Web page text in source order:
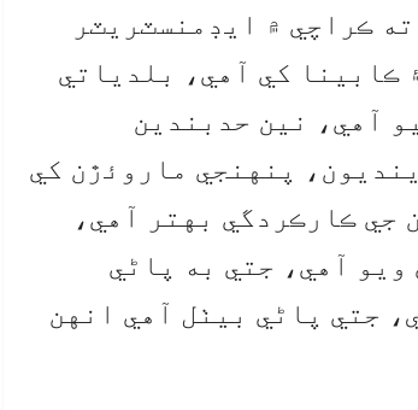
ڪراچي ۾ ايڊمنسٽريٽر
ڪابينا کي آهي، بلدياتي
آهي، نين حدبندين
پنهنجي ماروئڙن کي
جي ڪارڪردگي بهتر آهي،
آهي، جتي به پاڻي
جتي پاڻي بيٺل آهي انهن